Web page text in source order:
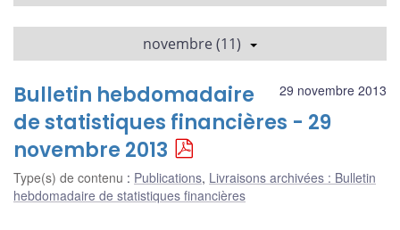
novembre (11)
29 novembre 2013
Bulletin hebdomadaire
de statistiques financières - 29
novembre 2013
Type(s) de contenu : Publications, Livraisons archivées : Bulletin
hebdomadaire de statistiques financières